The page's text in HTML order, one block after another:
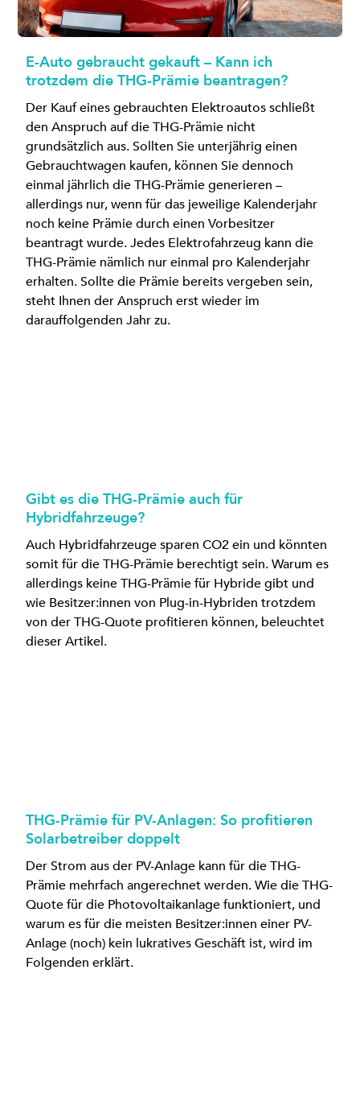
E-Auto gebraucht gekauft – Kann ich
trotzdem die THG-Prämie beantragen?
Der Kauf eines gebrauchten Elektroautos schließt
den Anspruch auf die THG-Prämie nicht
grundsätzlich aus. Sollten Sie unterjährig einen
Gebrauchtwagen kaufen, können Sie dennoch
einmal jährlich die THG-Prämie generieren –
allerdings nur, wenn für das jeweilige Kalenderjahr
noch keine Prämie durch einen Vorbesitzer
beantragt wurde. Jedes Elektrofahrzeug kann die
THG-Prämie nämlich nur einmal pro Kalenderjahr
erhalten. Sollte die Prämie bereits vergeben sein,
steht Ihnen der Anspruch erst wieder im
darauffolgenden Jahr zu.
Gibt es die THG-Prämie auch für
Hybridfahrzeuge?
Auch Hybridfahrzeuge sparen CO2 ein und könnten
somit für die THG-Prämie berechtigt sein. Warum es
allerdings keine THG-Prämie für Hybride gibt und
wie Besitzer:innen von Plug-in-Hybriden trotzdem
von der THG-Quote profitieren können, beleuchtet
dieser Artikel.
THG-Prämie für PV-Anlagen: So profitieren
Solarbetreiber doppelt
Der Strom aus der PV-Anlage kann für die THG-
Prämie mehrfach angerechnet werden. Wie die THG-
Quote für die Photovoltaikanlage funktioniert, und
warum es für die meisten Besitzer:innen einer PV-
Anlage (noch) kein lukratives Geschäft ist, wird im
Folgenden erklärt.